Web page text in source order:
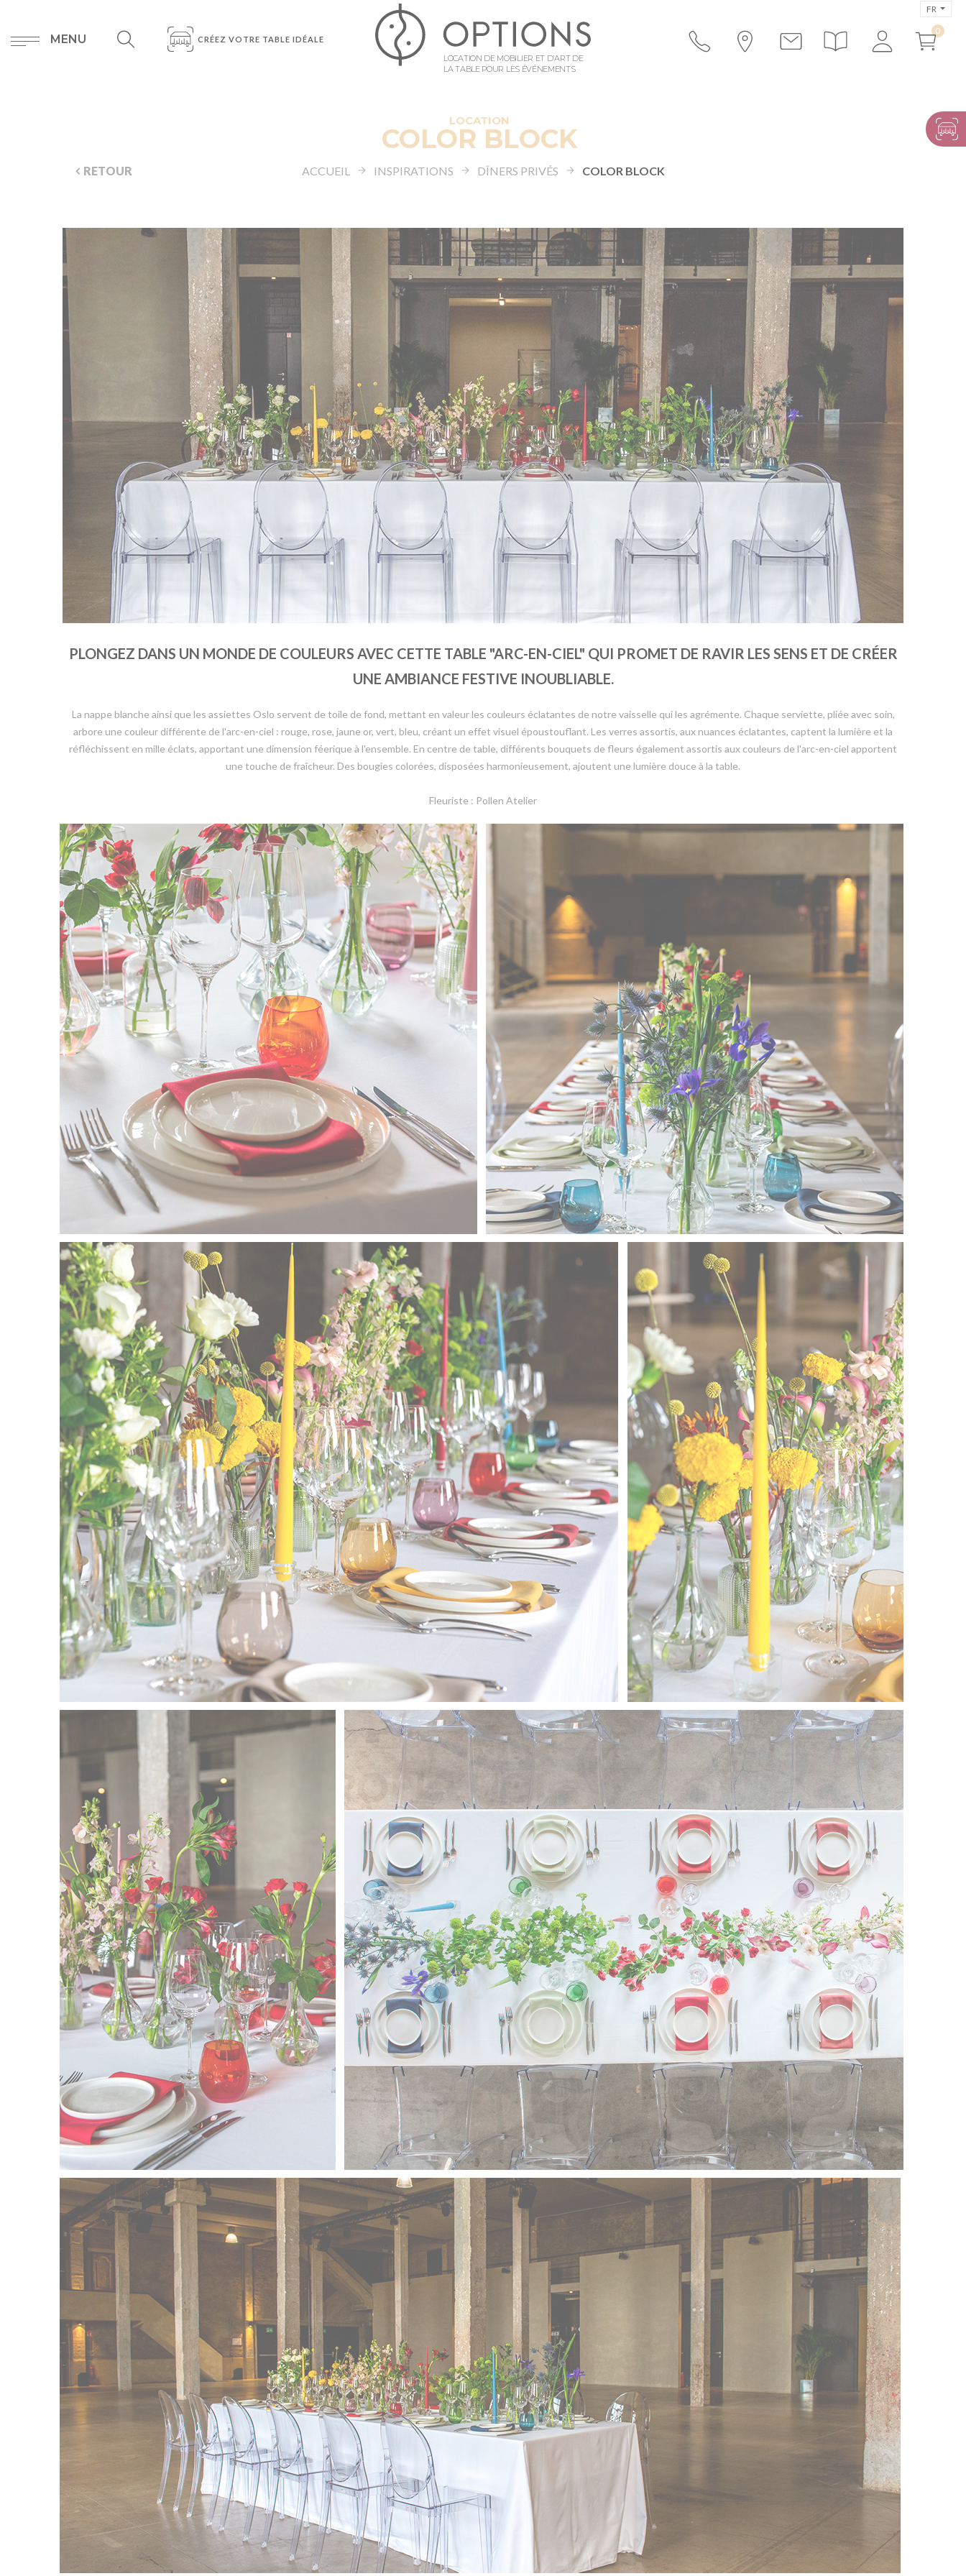
MENU CRÉEZ VOTRE TABLE IDÉALE
LOCATION DE MOBILIER ET D’ART DE
LA TABLE POUR LES ÉVÉNEMENTS
FR
LOCATION
COLOR BLOCK
RETOUR ACCUEIL INSPIRATIONS DÎNERS PRIVÉS COLOR BLOCK
PLONGEZ DANS UN MONDE DE COULEURS AVEC CETTE TABLE "ARC-EN-CIEL" QUI PROMET DE RAVIR LES SENS ET DE CRÉER
UNE AMBIANCE FESTIVE INOUBLIABLE.
La nappe blanche ainsi que les assiettes Oslo servent de toile de fond, mettant en valeur les couleurs éclatantes de notre vaisselle qui les agrémente. Chaque serviette, pliée avec soin,
arbore une couleur différente de l'arc-en-ciel : rouge, rose, jaune or, vert, bleu, créant un effet visuel époustouflant. Les verres assortis, aux nuances éclatantes, captent la lumière et la
réfléchissent en mille éclats, apportant une dimension féerique à l'ensemble. En centre de table, différents bouquets de fleurs également assortis aux couleurs de l'arc-en-ciel apportent
une touche de fraîcheur. Des bougies colorées, disposées harmonieusement, ajoutent une lumière douce à la table.
Fleuriste : Pollen Atelier